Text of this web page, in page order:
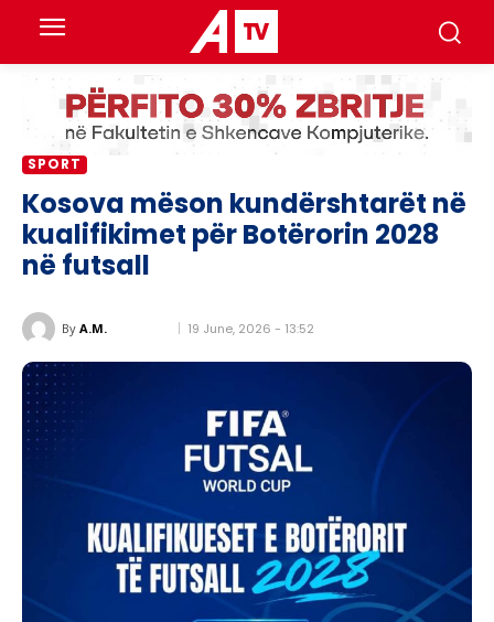
SPORT
Kosova mëson kundërshtarët në
kualifikimet për Botërorin 2028
në futsall
By A.M. 19 June, 2026 - 13:52